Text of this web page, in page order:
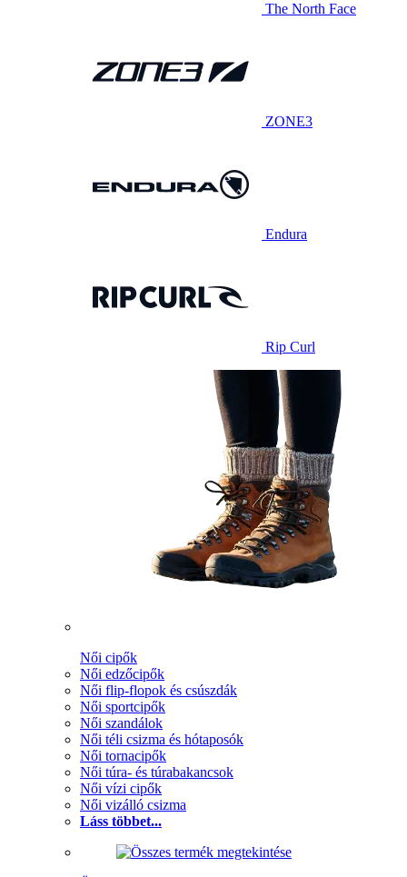
The North Face
ZONE3
Endura
Rip Curl
Női cipők
Női edzőcipők
Női flip-flopok és csúszdák
Női sportcipők
Női szandálok
Női téli csizma és hótaposók
Női tornacipők
Női túra- és túrabakancsok
Női vízi cipők
Női vizálló csizma
Láss többet...